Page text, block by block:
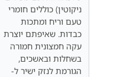
ניקוטין) כוללים חומרי
טעם וריח ומתכות
כבדות. שאיפתם יוצרת
עקה חמצונית חמורה
בשחלות ובאשכים,
הגורמת לנזק ישיר ל-